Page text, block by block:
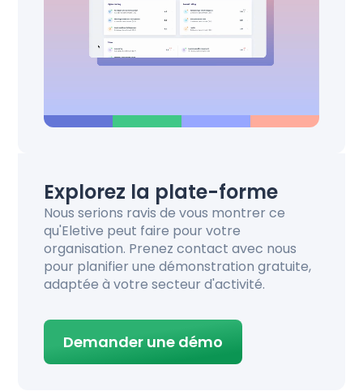
Explorez la plate-forme
Nous serions ravis de vous montrer ce
qu'Eletive peut faire pour votre
organisation. Prenez contact avec nous
pour planifier une démonstration gratuite,
adaptée à votre secteur d'activité.
Demander une démo